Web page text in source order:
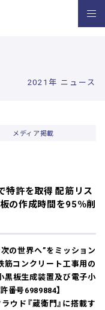
2021年 ニュース
メディア掲載
特許を取得 配筋リス
の作成時間を95％削
の世界へ”をミッション
筋コンクリート工事用の
黒板生成装置及び電子小
番号6989884】
ウド『蔵衛門』に搭載す